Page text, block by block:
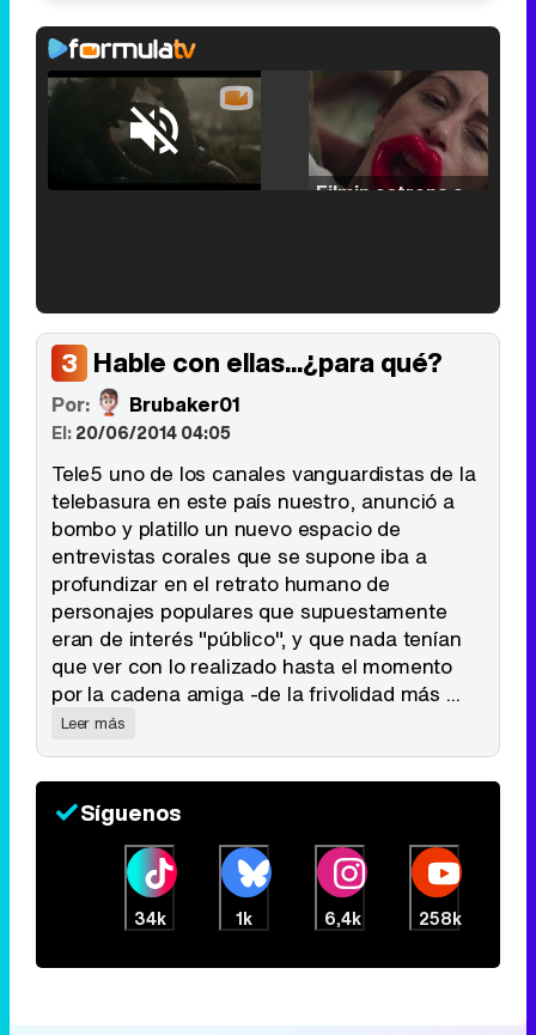
Unmute /
Loaded :
'120 Minutos' celebra sus 2.000 programas en Telemadrid con un vídeo del día a día en la redacción
Tráiler de '33 días', la nueva serie de Atresplayer con Julián Villagrán y José Manuel Poga
3 Hable con ellas...¿para qué?
Por: Brubaker01
El:20/06/2014 04:05
Tele5 uno de los canales vanguardistas de la
telebasura en este país nuestro, anunció a
bombo y platillo un nuevo espacio de
entrevistas corales que se supone iba a
profundizar en el retrato humano de
personajes populares que supuestamente
eran de interés "público", y que nada tenían
que ver con lo realizado hasta el momento
por la cadena amiga -de la frivolidad más ...
Leer más
Síguenos
34k 1k 6,4k 258k